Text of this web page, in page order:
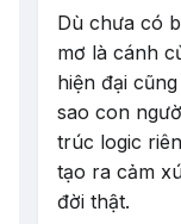
Dù chưa có
mơ là cánh
hiện đại
sao con
trúc logic
tạo ra cảm
đời thật.